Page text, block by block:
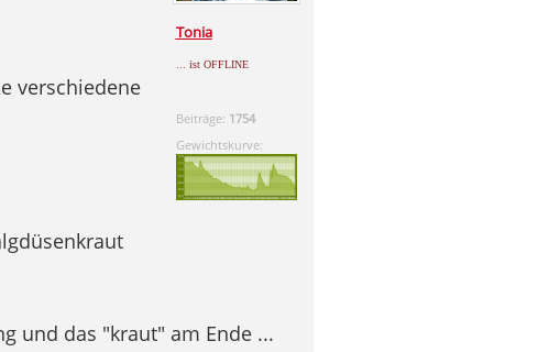
Tonia
... ist OFFLINE
Beiträge: 1754
Gewichtskurve:
verschiedene
und das "kraut" am Ende ...